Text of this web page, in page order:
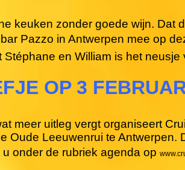
keuken zonder goede wijn. Dat
Pazzo in Antwerpen mee op
Stéphane en William is het
OP 3
meer uitleg vergt organiseert
Oude Leeuwenrui te
onder de rubriek agenda op